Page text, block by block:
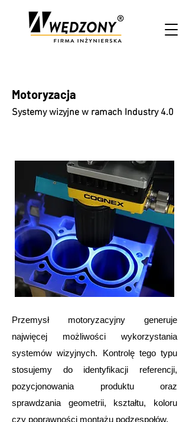
Motoryzacja
Systemy wizyjne w ramach Industry 4.0
Przemysł motoryzacyjny generuje
najwięcej możliwości wykorzystania
systemów wizyjnych. Kontrolę tego typu
stosujemy do identyfikacji referencji,
pozycjonowania produktu oraz
sprawdzania geometrii, kształtu, koloru
czy poprawności montażu podzespołów.